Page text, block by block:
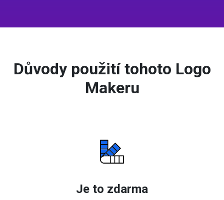
Důvody použití tohoto Logo
Makeru
Je to zdarma